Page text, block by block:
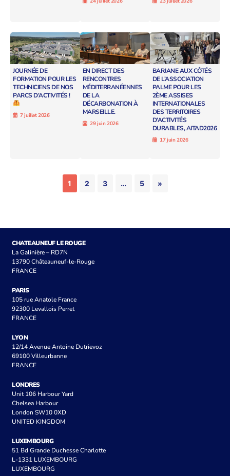
JOURNÉE DE
FORMATION POUR LES
TECHNICIENS DE NOS
PARCS D’ACTIVITÉS !
7 juillet 2026
EN DIRECT DES
RENCONTRES
MÉDITERRANÉENNES
DE LA
DÉCARBONATION À
MARSEILLE.
29 juin 2026
BARJANE AUX CÔTÉS
DE L’ASSOCIATION
PALME POUR LES
2ÈME ASSISES
INTERNATIONALES
DES TERRITOIRES
D’ACTIVITÉS
DURABLES, AITAD2026
17 juin 2026
1 2 3 … 5 »
CHATEAUNEUF LE ROUGE
La Galinière – RD7N
13790 Châteauneuf-le-Rouge
FRANCE
PARIS
105 rue Anatole France
92300 Levallois Perret
FRANCE
LYON
12/14 Avenue Antoine Dutrievoz
69100 Villeurbanne
FRANCE
LONDRES
Unit 106 Harbour Yard
Chelsea Harbour
London SW10 0XD
UNITED KINGDOM
LUXEMBOURG
51 Bd Grande Duchesse Charlotte
L-1331 LUXEMBOURG
LUXEMBOURG